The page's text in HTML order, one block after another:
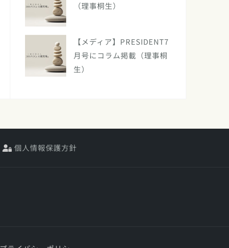
（理事桐生）
【メディア】PRESIDENT7
月号にコラム掲載（理事桐
生）
個人情報保護方針